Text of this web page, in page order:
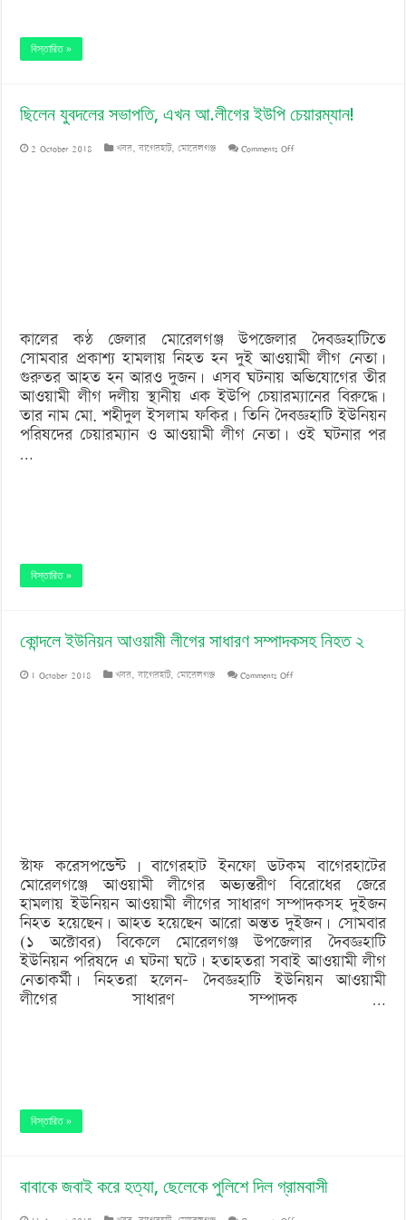
বিস্তারিত »
ছিলেন যুবদলের সভাপতি, এখন আ.লীগের ইউপি চেয়ারম্যান!
2 October 2018 খবর,বাগেরহাট,মোরেলগঞ্জ Comments Offon
চেয়ারম্যান!
কালের কণ্ঠ জেলার মোরেলগঞ্জ উপজেলার দৈবজ্ঞহাটিতে
সোমবার প্রকাশ্য হামলায় নিহত হন দুই আওয়ামী লীগ নেতা।
গুরুতর আহত হন আরও দুজন। এসব ঘটনায় অভিযোগের তীর
আওয়ামী লীগ দলীয় স্থানীয় এক ইউপি চেয়ারম্যানের বিরুদ্ধে।
তার নাম মো. শহীদুল ইসলাম ফকির। তিনি দৈবজ্ঞহাটি ইউনিয়ন
পরিষদের চেয়ারম্যান ও আওয়ামী লীগ নেতা। ওই ঘটনার পর
…
বিস্তারিত »
কোন্দলে ইউনিয়ন আওয়ামী লীগের সাধারণ সম্পাদকসহ নিহত ২
1 October 2018 খবর,বাগেরহাট,মোরেলগঞ্জ Comments Offon
নিহত
২
স্টাফ করেসপন্ডেন্ট | বাগেরহাট ইনফো ডটকম বাগেরহাটের
মোরেলগঞ্জে আওয়ামী লীগের অভ্যন্তরীণ বিরোধের জেরে
হামলায় ইউনিয়ন আওয়ামী লীগের সাধারণ সম্পাদকসহ দুইজন
নিহত হয়েছেন। আহত হয়েছেন আরো অন্তত দুইজন। সোমবার
(১ অক্টোবর) বিকেলে মোরেলগঞ্জ উপজেলার দৈবজ্ঞহাটি
ইউনিয়ন পরিষদে এ ঘটনা ঘটে। হতাহতরা সবাই আওয়ামী লীগ
নেতাকর্মী। নিহতরা হলেন- দৈবজ্ঞহাটি ইউনিয়ন আওয়ামী
লীগের সাধারণ সম্পাদক …
বিস্তারিত »
বাবাকে জবাই করে হত্যা, ছেলেকে পুলিশে দিল গ্রামবাসী